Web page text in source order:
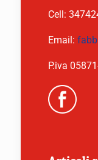
Cell:
Email:
P.iva